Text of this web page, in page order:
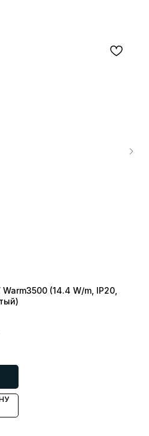
(14.4 W/m, IP20,